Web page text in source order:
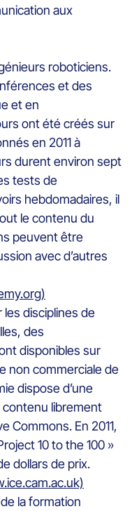
aux
roboticiens.
et des
et en
ont été créés sur
en 2011 à
durent environ sept
tests de
hebdomadaires, il
le contenu du
peuvent être
avec d’autres
les disciplines de
des
disponibles sur
non commerciale de
dispose d’une
contenu librement
Commons. En 2011,
10 to the 100 »
dollars de prix.
la formation